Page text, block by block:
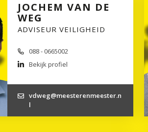
JOCHEM VAN DE
WEG
ADVISEUR VEILIGHEID
088 - 0665002
Bekijk profiel
vdweg@meesterenmeester.n
l